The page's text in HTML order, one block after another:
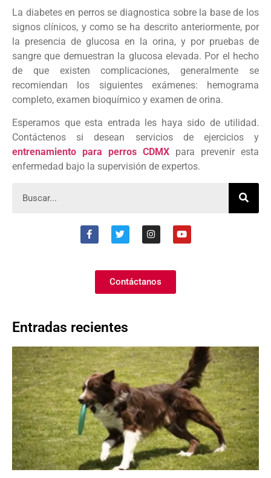
La diabetes en perros se diagnostica sobre la base de los
signos clínicos, y como se ha descrito anteriormente, por
la presencia de glucosa en la orina, y por pruebas de
sangre que demuestran la glucosa elevada. Por el hecho
de que existen complicaciones, generalmente se
recomiendan los siguientes exámenes: hemograma
completo, examen bioquímico y examen de orina.
Esperamos que esta entrada les haya sido de utilidad.
Contáctenos si desean servicios de ejercicios y
entrenamiento para perros CDMX para prevenir esta
enfermedad bajo la supervisión de expertos.
Contáctanos
Entradas recientes